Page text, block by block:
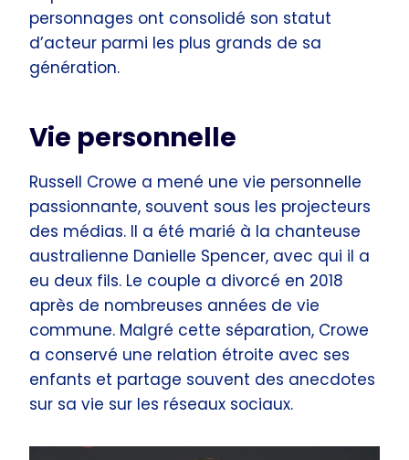
personnages ont consolidé son statut
d’acteur parmi les plus grands de sa
génération.
Vie personnelle
Russell Crowe a mené une vie personnelle
passionnante, souvent sous les projecteurs
des médias. Il a été marié à la chanteuse
australienne Danielle Spencer, avec qui il a
eu deux fils. Le couple a divorcé en 2018
après de nombreuses années de vie
commune. Malgré cette séparation, Crowe
a conservé une relation étroite avec ses
enfants et partage souvent des anecdotes
sur sa vie sur les réseaux sociaux.